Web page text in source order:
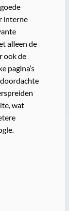
interne
alleen de
ook de
pagina’s
wat